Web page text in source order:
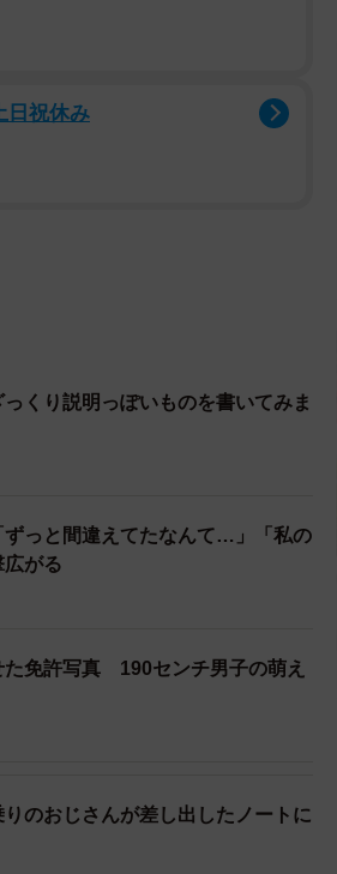
日祝休み
くり説明っぽいものを書いてみま
っと間違えてたなんて…」「私の
がる
た免許写真 190センチ男子の萌え
のおじさんが差し出したノートに